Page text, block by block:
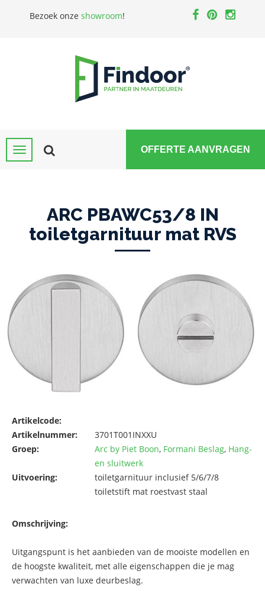
Bezoek onze showroom!
OFFERTE AANVRAGEN
ARC PBAWC53/8 IN
toiletgarnituur mat RVS
Artikelcode:
Artikelnummer:
3701T001INXXU
Groep:
Arc by Piet Boon, Formani Beslag, Hang-
en sluitwerk
Uitvoering:
toiletgarnituur inclusief 5/6/7/8
toiletstift mat roestvast staal
Omschrijving:
Uitgangspunt is het aanbieden van de mooiste modellen en
de hoogste kwaliteit, met alle eigenschappen die je mag
verwachten van luxe deurbeslag.